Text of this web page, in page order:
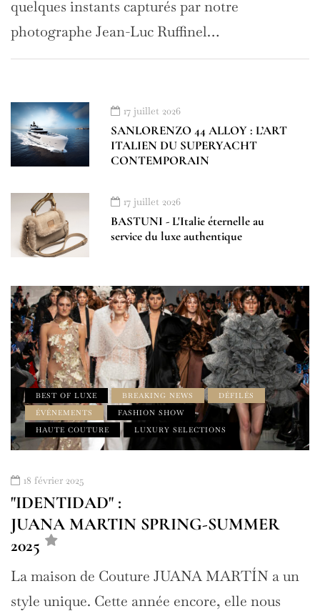
quelques instants capturés par notre
photographe Jean-Luc Ruffinel…
17 juillet 2026
SANLORENZO 44 ALLOY : L’ART
ITALIEN DU SUPERYACHT
CONTEMPORAIN
17 juillet 2026
BASTUNI - L'Italie éternelle au
service du luxe authentique
BEST OF LUXE BREAKING NEWS
DÉFILÉS
ÉVÉNEMENTS
FASHION SHOW
HAUTE COUTURE
LUXURY SELECTIONS
18 février 2025
"IDENTIDAD" :
JUANA MARTIN SPRING-SUMMER
2025
La maison de Couture JUANA MARTÍN a un
style unique. Cette année encore, elle nous